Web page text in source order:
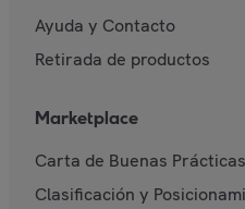
Ayuda y Contacto
Retirada de productos
Marketplace
Carta de Buenas
Clasificación y